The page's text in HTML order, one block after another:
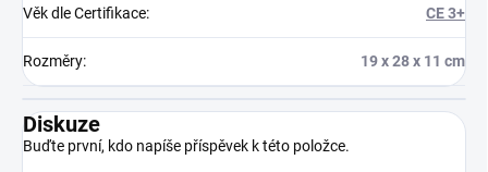
Věk dle Certifikace: CE 3+
Rozměry: 19 x 28 x 11 cm
Diskuze
Buďte první, kdo napíše příspěvek k této položce.